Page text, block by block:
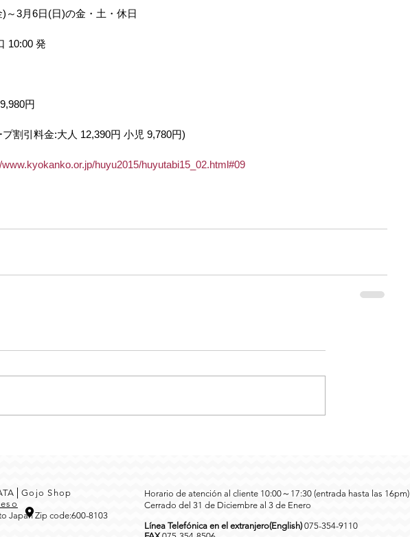
～3月6日(日)の金・土・休日
10:00 発
円
引料金:大人 12,390円 小児 9,780円)
www.kyokanko.or.jp/huyu2015/huyutabi15_02.html#09
Shop
Japan Zip code:600-8103
Horario de atención al cliente 10:00～17:30 (entrada hasta las 16pm)
Cerrado del 31 de Diciembre al 3 de Enero
Línea Telefónica en el extranjero(English)075-354-9110